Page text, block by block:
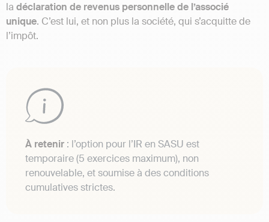
la déclaration de revenus personnelle de l’associé
unique. C’est lui, et non plus la société, qui s’acquitte de
l’impôt.
À retenir : l’option pour l’IR en SASU est
temporaire (5 exercices maximum), non
renouvelable, et soumise à des conditions
cumulatives strictes.